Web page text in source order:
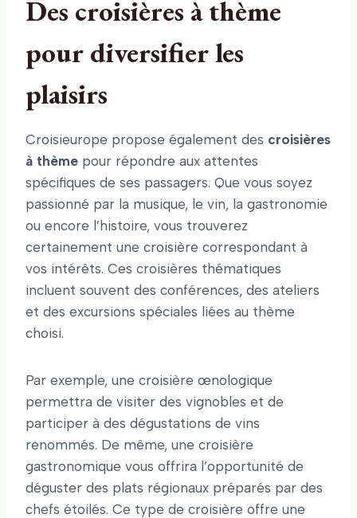
Des croisières à thème
pour diversifier les
plaisirs
Croisieurope propose également des croisières
à thème pour répondre aux attentes
spécifiques de ses passagers. Que vous soyez
passionné par la musique, le vin, la gastronomie
ou encore l’histoire, vous trouverez
certainement une croisière correspondant à
vos intérêts. Ces croisières thématiques
incluent souvent des conférences, des ateliers
et des excursions spéciales liées au thème
choisi.
Par exemple, une croisière œnologique
permettra de visiter des vignobles et de
participer à des dégustations de vins
renommés. De même, une croisière
gastronomique vous offrira l’opportunité de
déguster des plats régionaux préparés par des
chefs étoilés. Ce type de croisière offre une